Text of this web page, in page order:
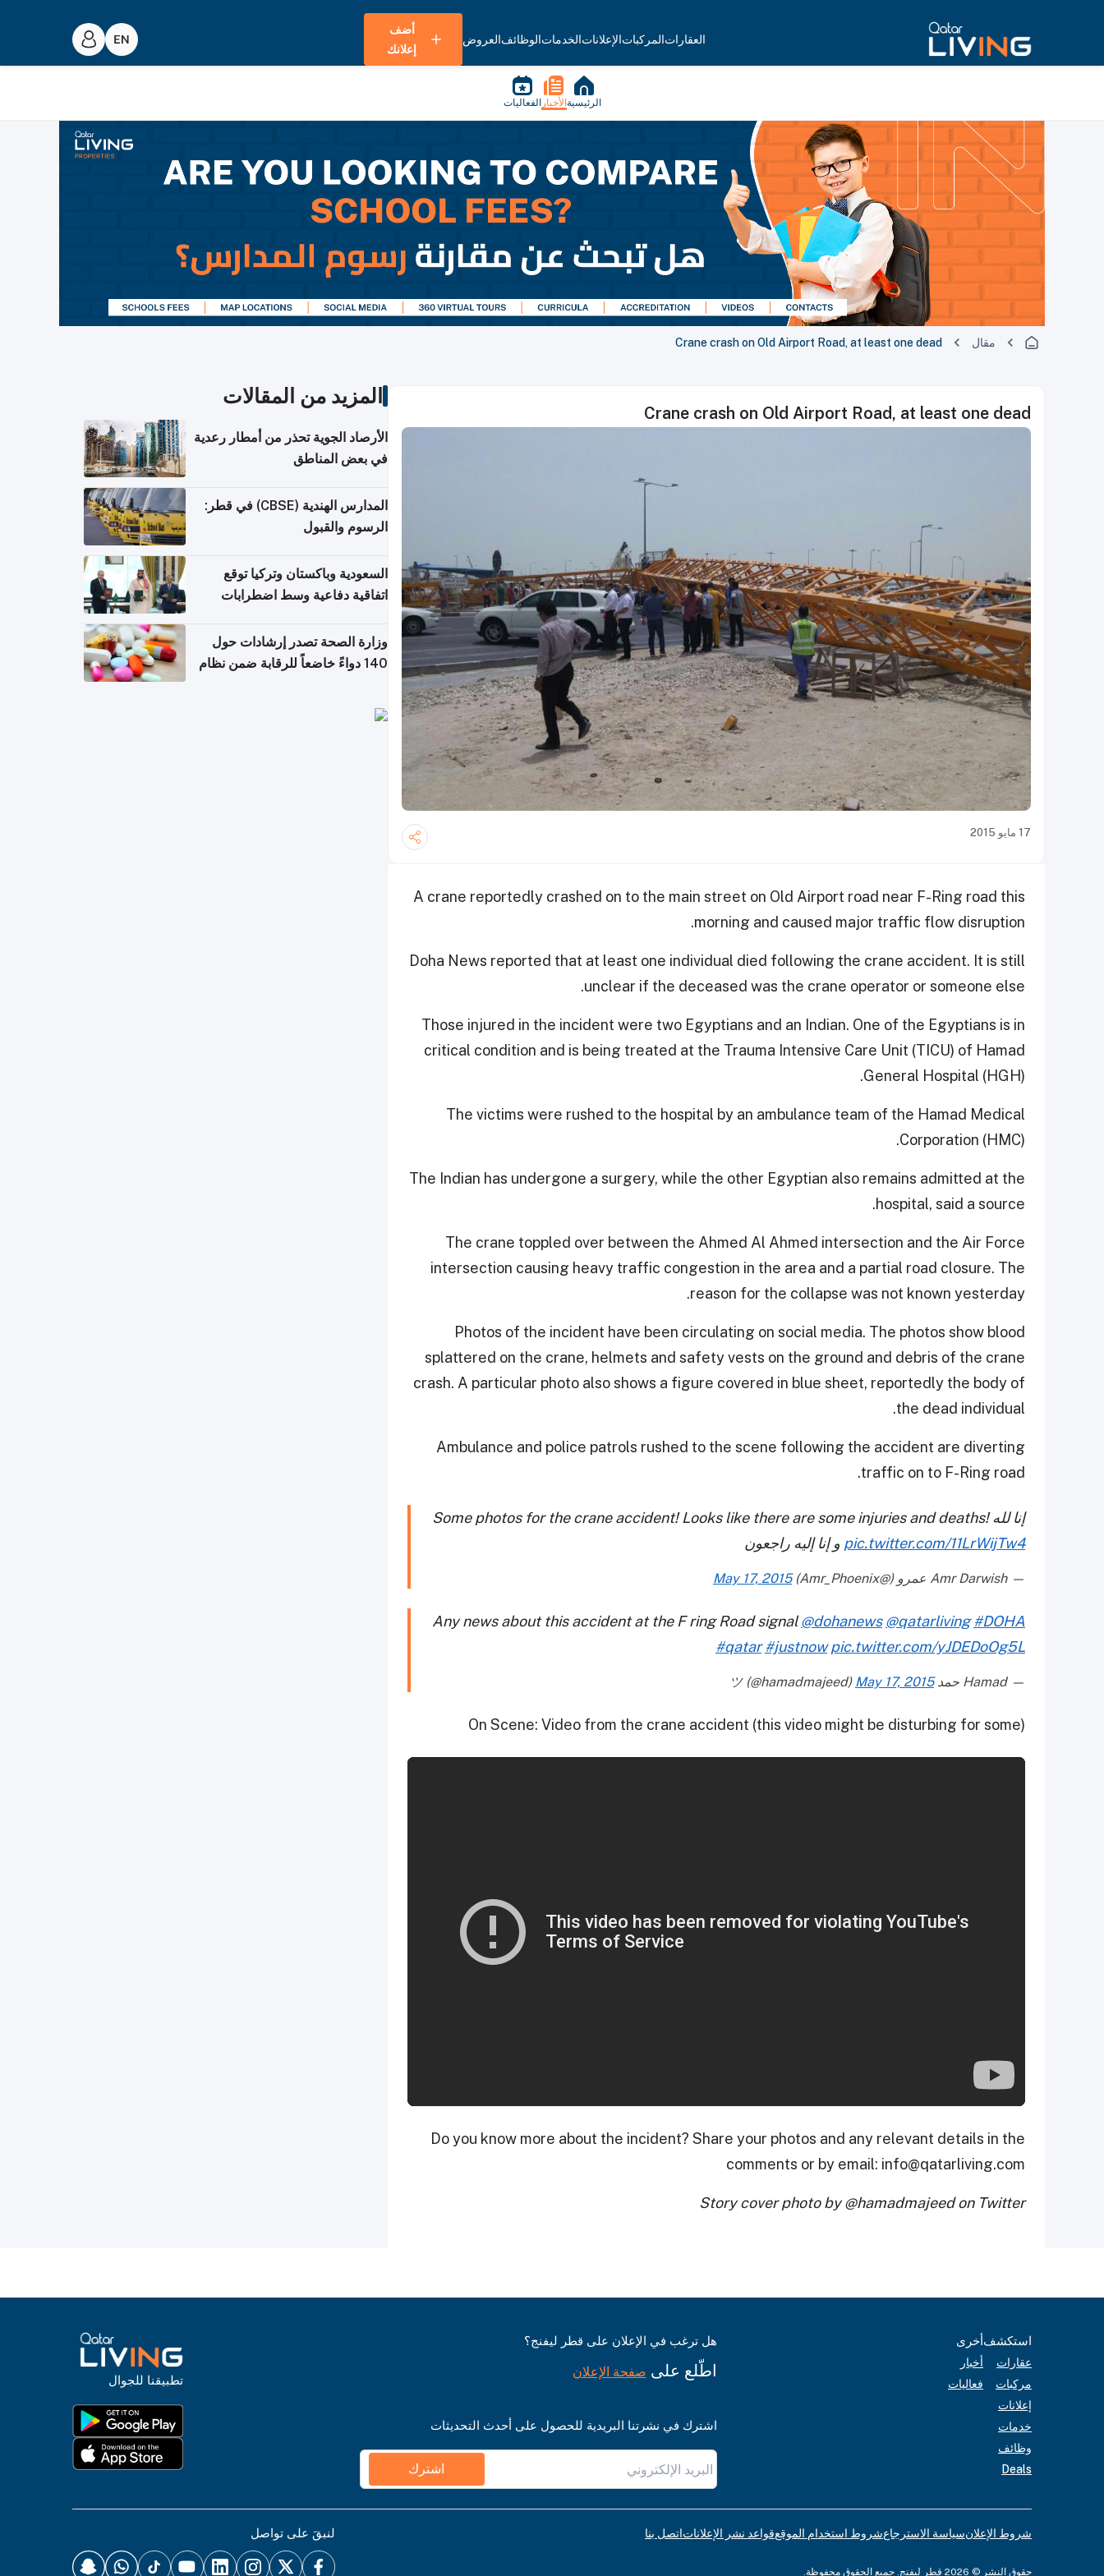
العقاراتالمركباتالإعلاناتالخدماتالوظائفالعروض
أضف
إعلانك
الرئيسية الأخبار الفعاليات
مقال Crane crash on Old Airport Road, at least one dead
Crane crash on Old Airport Road, at least one dead
17 مايو 2015
A crane reportedly crashed on to the main street on Old Airport road near F-Ring road this
morning and caused major traffic flow disruption.
Doha News reported that at least one individual died following the crane accident. It is still
unclear if the deceased was the crane operator or someone else.
Those injured in the incident were two Egyptians and an Indian. One of the Egyptians is in
critical condition and is being treated at the Trauma Intensive Care Unit (TICU) of Hamad
General Hospital (HGH).
The victims were rushed to the hospital by an ambulance team of the Hamad Medical
Corporation (HMC).
The Indian has undergone a surgery, while the other Egyptian also remains admitted at the
hospital, said a source.
The crane toppled over between the Ahmed Al Ahmed intersection and the Air Force
intersection causing heavy traffic congestion in the area and a partial road closure. The
reason for the collapse was not known yesterday.
Photos of the incident have been circulating on social media. The photos show blood
splattered on the crane, helmets and safety vests on the ground and debris of the crane
crash. A particular photo also shows a figure covered in blue sheet, reportedly the body of
the dead individual.
Ambulance and police patrols rushed to the scene following the accident are diverting
traffic on to F-Ring road.
Some photos for the crane accident! Looks like there are some injuries and deaths! إنا لله
pic.twitter.com/11LrWijTw4
— Amr Darwish عمرو (@Amr_Phoenix) May 17, 2015
Any news about this accident at the F ring Road signal@dohanews @qatarliving #DOHA
#qatar #justnow pic.twitter.com/yJDEDoOg5L
— Hamad حمد ツ (@hamadmajeed) May 17, 2015
On Scene: Video from the crane accident (this video might be disturbing for some)
Do you know more about the incident? Share your photos and any relevant details in the
comments or by email: info@qatarliving.com
Story cover photo by @hamadmajeed on Twitter
المزيد من المقالات
الأرصاد الجوية تحذر من أمطار رعدية
في بعض المناطق
المدارس الهندية (CBSE) في قطر:
الرسوم والقبول
السعودية وباكستان وتركيا توقع
اتفاقية دفاعية وسط اضطرابات
وزارة الصحة تصدر إرشادات حول
140 دواءً خاضعاً للرقابة ضمن نظام
استكشف
عقارات
مركبات
إعلانات
خدمات
وظائف
Deals
أخرى
أخبار
فعاليات
هل ترغب في الإعلان على قطر ليفنج؟
اطّلع على صفحة الإعلان
اشترك في نشرتنا البريدية للحصول على أحدث التحديثات
اشترك
تطبيقنا للجوال
شروط الإعلانسياسة الاسترجاعشروط استخدام الموقعقواعد نشر الإعلاناتاتصل بنا
حقوق النشر © 2026 قطر ليفنج. جميع الحقوق محفوظة.
لنبقَ على تواصل